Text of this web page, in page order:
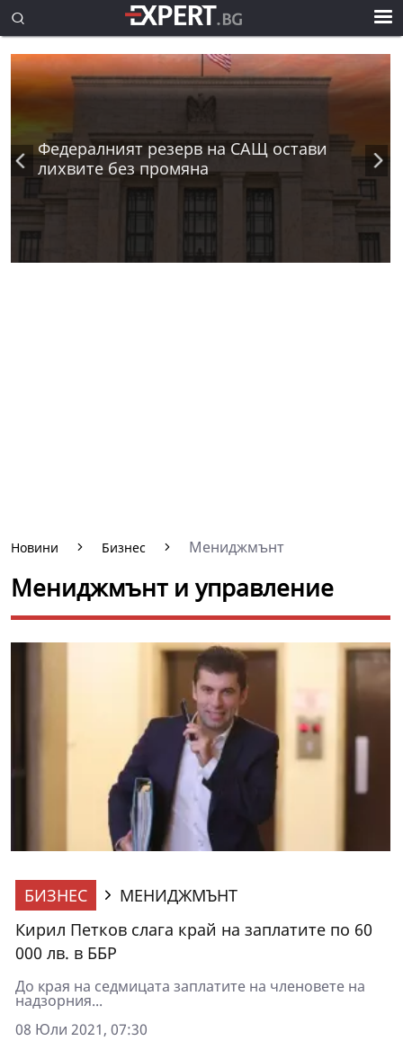
Федералният резерв на САЩ остави
лихвите без промяна
Новини Бизнес Мениджмънт
Мениджмънт и управление
БИЗНЕС
МЕНИДЖМЪНТ
Кирил Петков слага край на заплатите по 60
000 лв. в ББР
До края на седмицата заплатите на членовете на
надзорния...
08 Юли 2021, 07:30